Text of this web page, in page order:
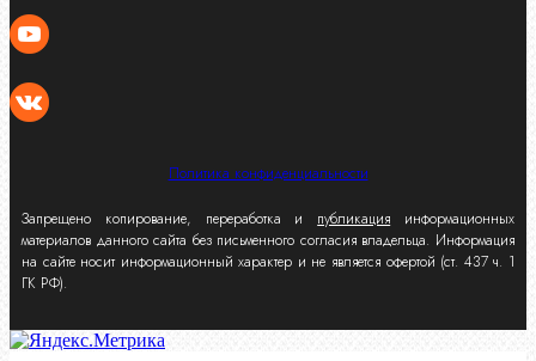
Политика конфиденциальности
Запрещено копирование, переработка и публикация информационных
материалов данного сайта без письменного согласия владельца. Информация
на сайте носит информационный характер и не является офертой (ст. 437 ч. 1
ГК РФ).